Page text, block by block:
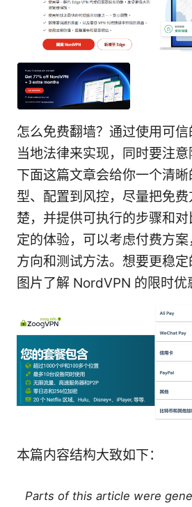
怎么免费翻墙？通过使用可
当地法律来实现，同时要注意
下面这篇文章会给你一个清
型、配置到风控，尽量把免
楚，并提供可执行的步骤和
定的体验，可以考虑付费方
方向和测试方法。想要更稳
图片了解 NordVPN 的限时优
本篇内容结构大致如下：
Parts of this article were